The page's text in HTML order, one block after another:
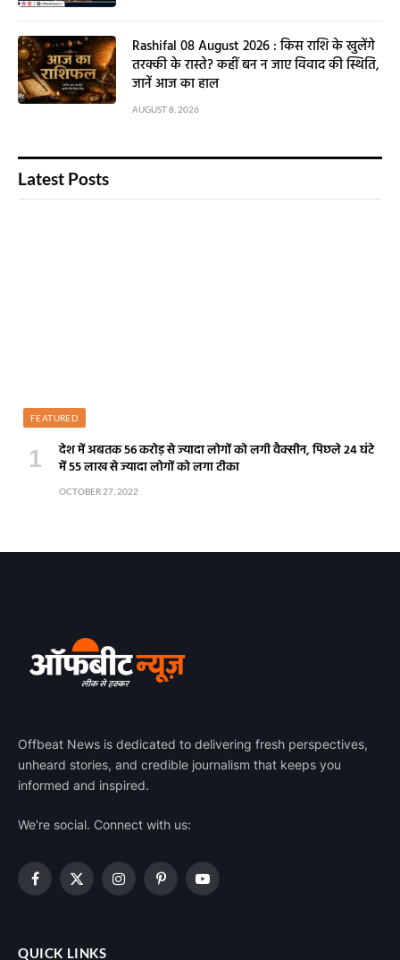
Rashifal 08 August 2026 : किस राशि के खुलेंगे
तरक्की के रास्ते? कहीं बन न जाए विवाद की स्थिति,
जानें आज का हाल
AUGUST 8, 2026
Latest Posts
FEATURED
देश में अबतक 56 करोड़ से ज्यादा लोगों को लगी वैक्सीन, पिछले 24 घंटे
में 55 लाख से ज्यादा लोगों को लगा टीका
OCTOBER 27, 2022
Offbeat News is dedicated to delivering fresh perspectives,
unheard stories, and credible journalism that keeps you
informed and inspired.
We're social. Connect with us:
Facebook
X
InstagramPinterestYouTube
QUICK LINKS